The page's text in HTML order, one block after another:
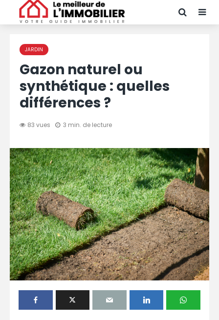
JARDIN
Gazon naturel ou
synthétique : quelles
différences ?
83 vues 3 min. de lecture